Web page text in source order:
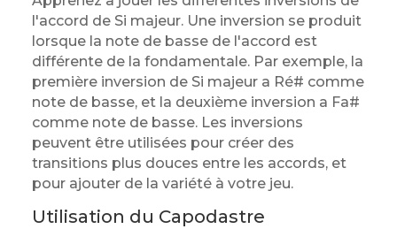
l'accord de Si majeur. Une inversion se produit
lorsque la note de basse de l'accord est
différente de la fondamentale. Par exemple, la
première inversion de Si majeur a Ré# comme
note de basse, et la deuxième inversion a Fa#
comme note de basse. Les inversions
peuvent être utilisées pour créer des
transitions plus douces entre les accords, et
pour ajouter de la variété à votre jeu.
Utilisation du Capodastre